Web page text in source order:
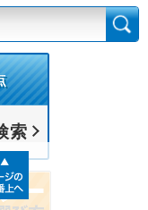
索